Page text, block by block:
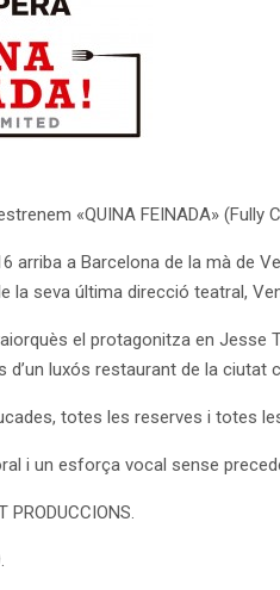
«QUINA FEINADA»
arriba a Barcelona de la mà de
la seva última direcció teatral,
el protagonitza en Jesse
d’un luxós restaurant de la ciutat
totes les reserves i totes
i un esforça vocal sense